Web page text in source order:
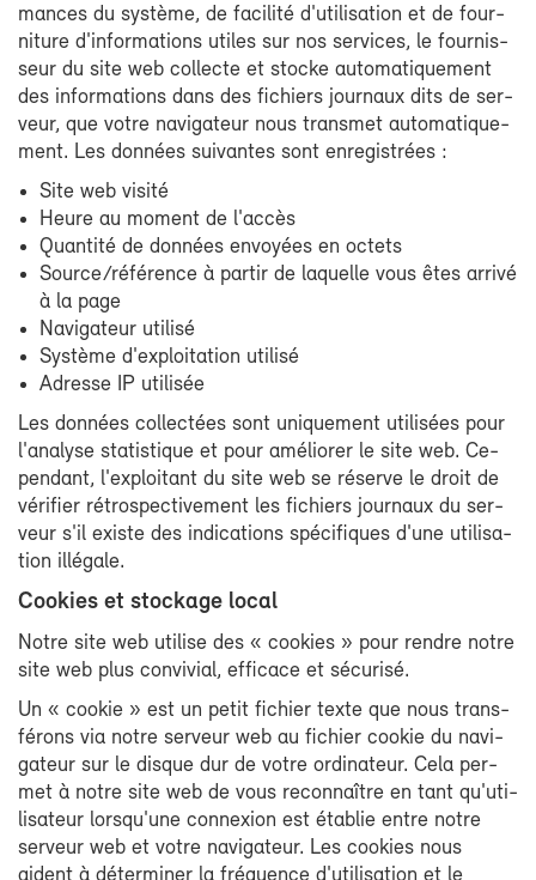
mances du sys­tème, de fa­ci­li­té d'uti­li­sa­tion et de four­
ni­ture d'in­for­ma­tions utiles sur nos ser­vices, le four­nis­
seur du site web col­lecte et stocke au­to­ma­ti­que­ment
des in­for­ma­tions dans des fi­chiers jour­naux dits de ser­
veur, que votre na­vi­ga­teur nous trans­met au­to­ma­ti­que­
ment. Les don­nées sui­vantes sont en­re­gis­trées :
Site web vi­si­té
Heure au mo­ment de l'ac­cès
Quan­ti­té de don­nées en­voyées en oc­tets
Source/ré­fé­rence à par­tir de la­quelle vous êtes ar­ri­vé
à la page
Na­vi­ga­teur uti­li­sé
Sys­tème d'ex­ploi­ta­tion uti­li­sé
Adresse IP uti­li­sée
Les don­nées col­lec­tées sont uni­que­ment uti­li­sées pour
l'ana­lyse sta­tis­tique et pour amé­lio­rer le site web. Ce­
pen­dant, l'ex­ploi­tant du site web se ré­serve le droit de
vé­ri­fier ré­tros­pec­ti­ve­ment les fi­chiers jour­naux du ser­
veur s'il existe des in­di­ca­tions spé­ci­fiques d'une uti­li­sa­
tion illé­gale.
Co­okies et sto­ckage lo­cal
Notre site web uti­lise des « co­okies » pour rendre notre
site web plus convi­vial, ef­fi­cace et sé­cu­ri­sé.
Un « co­okie » est un pe­tit fi­chier texte que nous trans­
fé­rons via notre ser­veur web au fi­chier co­okie du na­vi­
ga­teur sur le disque dur de votre or­di­na­teur. Ce­la per­
met à notre site web de vous re­con­naître en tant qu'uti­
li­sa­teur lors­qu'une connexion est éta­blie entre notre
ser­veur web et votre na­vi­ga­teur. Les co­okies nous